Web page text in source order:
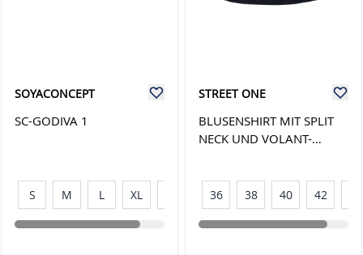
SOYACONCEPT
SC-GODIVA 1
S M L XL
STREET ONE
BLUSENSHIRT MIT SPLIT
NECK UND VOLANT-
36 38 40 42